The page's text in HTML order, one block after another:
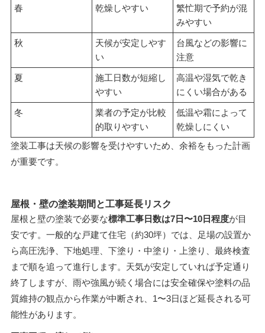
春 乾燥しやすい
繁忙期で予約が混
みやすい
秋
天候が安定しやす
い
台風などの影響に
注意
夏
施工日数が短縮し
やすい
高温や湿気で乾き
にくい場合がある
冬
業者の予定が比較
的取りやすい
低温や霜によって
乾燥しにくい
塗装工事は天候の影響を受けやすいため、余裕をもった計画
が重要です。
屋根・壁の塗装期間と工事延長リスク
屋根と壁の塗装で必要な標準工事日数は7日〜10日程度が目
安です。一般的な戸建て住宅（約30坪）では、足場の設置か
ら高圧洗浄、下地処理、下塗り・中塗り・上塗り、最終検査
まで順を追って進行します。天気が安定していれば予定通り
終了しますが、雨や強風が続く場合には安全確保や塗料の品
質維持の観点から作業が中断され、1〜3日ほど延長される可
能性があります。